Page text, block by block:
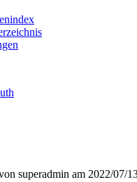
superadmin am 2022/07/